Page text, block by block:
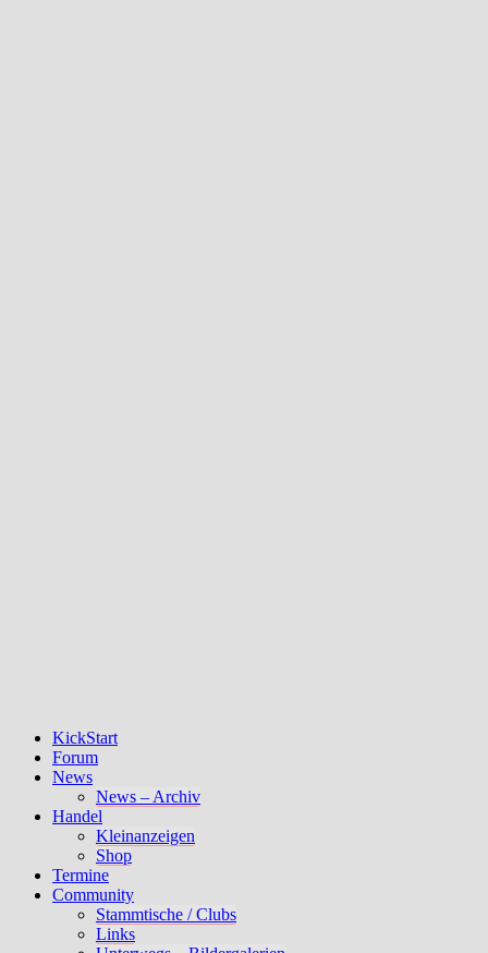
KickStart
Forum
News
News – Archiv
Handel
Kleinanzeigen
Shop
Termine
Community
Stammtische / Clubs
Links